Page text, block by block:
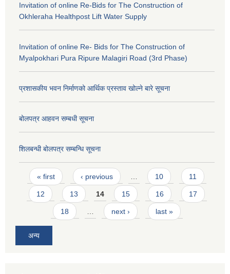
Invitation of online Re-Bids for The Construction of
Okhleraha Healthpost Lift Water Supply
Invitation of online Re- Bids for The Construction of
Myalpokhari Pura Ripure Malagiri Road (3rd Phase)
प्रशासकीय भवन निर्माणको आर्थिक प्रस्ताव खोल्ने बारे सूचना
बोलपत्र आहवन सम्बधी सूचना
शिलबन्धी बोलपत्र सम्बन्धि सूचना
Pages
« first ‹ previous … 10 11
12 13 14 15 16 17
18 … next › last »
अन्य